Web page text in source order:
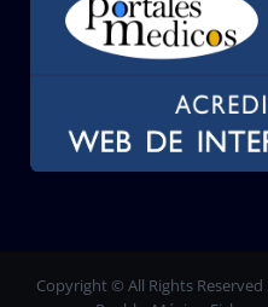
Copyright © All Rights Reserved